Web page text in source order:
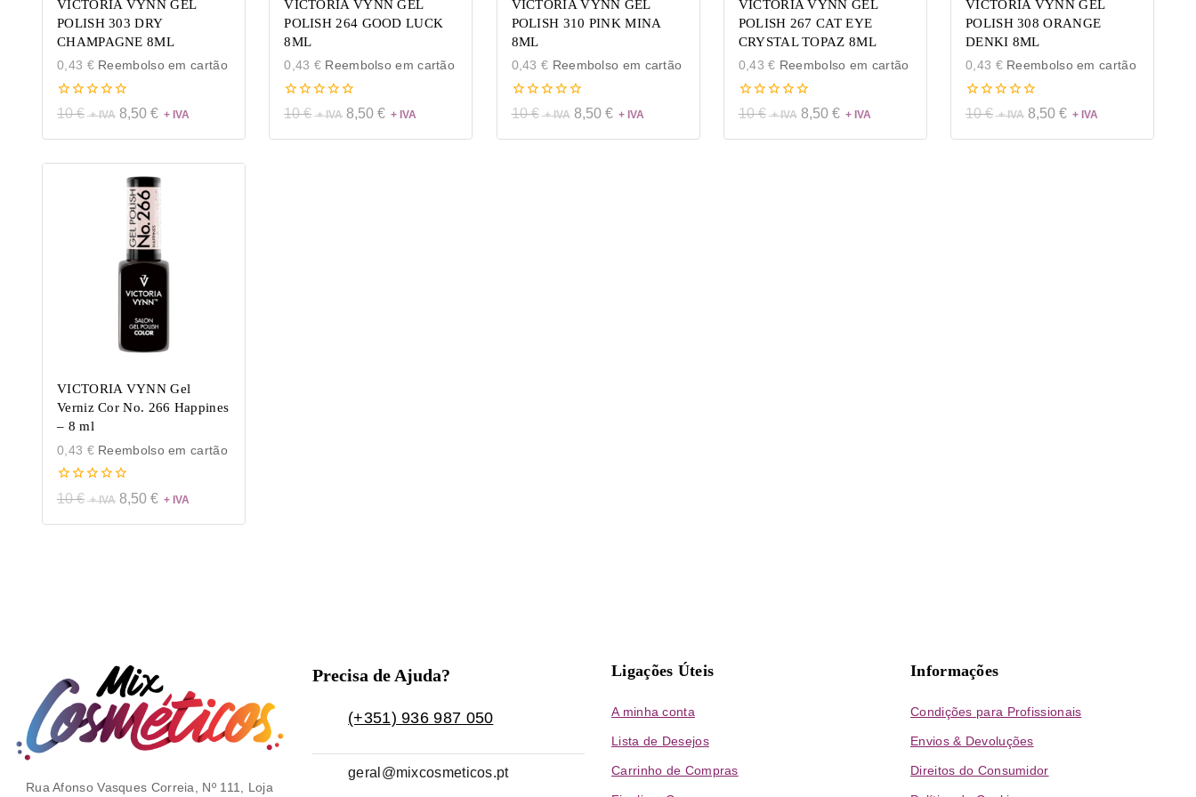
VICTORIA VYNN GEL
POLISH 303 DRY
CHAMPAGNE 8ML
0,43 €Reembolso em cartão
0
de
10€ 8,50 €
VICTORIA VYNN GEL
POLISH 264 GOOD LUCK
8ML
0,43 € Reembolso em cartão
0
de
10€ 8,50€
VICTORIA VYNN GEL
POLISH 310 PINK MINA
8ML
0,43 € Reembolso em cartão
0
de
10€ 8,50 €
VICTORIA VYNN GEL
POLISH 267 CAT EYE
CRYSTAL TOPAZ 8ML
0,43€ Reembolso em cartão
0
de
10€ 8,50 €
VICTORIA VYNN GEL
POLISH 308 ORANGE
DENKI 8ML
0,43 €Reembolso em cartão
0
de
10€ 8,50 €
VICTORIA VYNN Gel
Verniz Cor No. 266 Happines
– 8 ml
0,43 €Reembolso em cartão
0
de
10€ 8,50 €
Rua Afonso Vasques Correia, Nº 111, Loja
Precisa de Ajuda?
(+351) 936 987 050
geral@mixcosmeticos.pt
Ligações Úteis
A minha conta
Lista de Desejos
Carrinho de Compras
Informações
Condições para Profissionais
Envios & Devoluções
Direitos do Consumidor